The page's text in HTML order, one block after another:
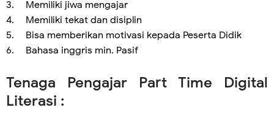
3.
Memiliki jiwa mengajar
4.
Memiliki tekat dan disiplin
5.
Bisa memberikan motivasi kepada Peserta Didik
6.
Bahasa inggris min. Pasif
Tenaga Pengajar Part Time Digital
Literasi :